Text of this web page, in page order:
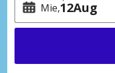
Mie 12Aug